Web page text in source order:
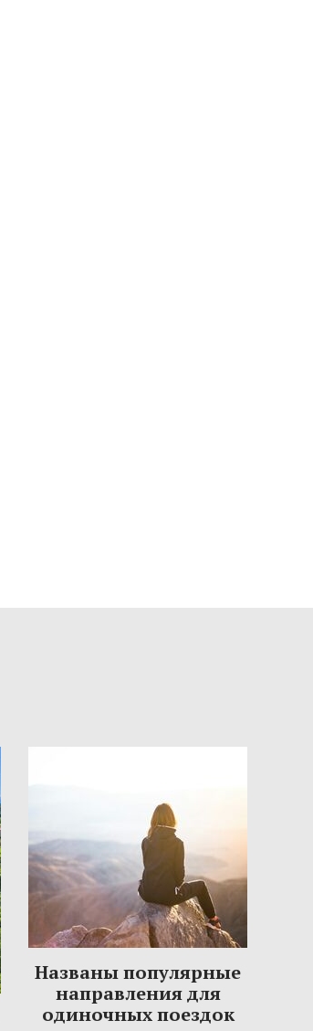
Названы популярные
направления для
одиночных поездок